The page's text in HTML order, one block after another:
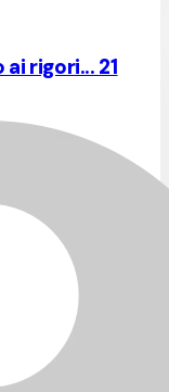
rigori... 21